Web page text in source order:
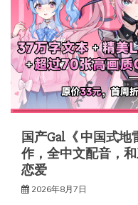
国产Gal《 中国式地
作，全中文配音，
恋爱
2026年8月7日